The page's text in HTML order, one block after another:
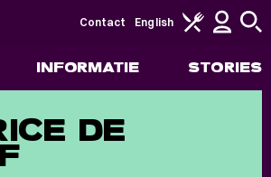
INFORMATIE STORIES
Contact English
DE